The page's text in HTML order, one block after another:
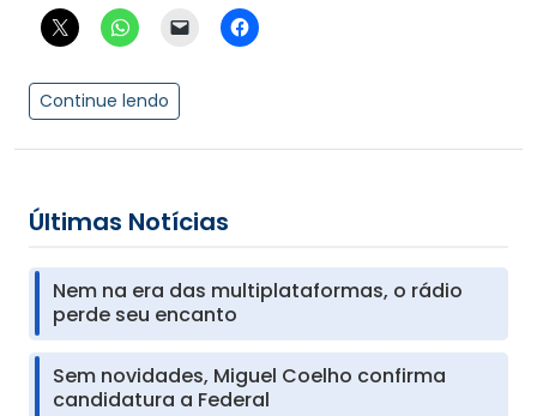
Continue lendo
Últimas Notícias
Nem na era das multiplataformas, o rádio
perde seu encanto
Sem novidades, Miguel Coelho confirma
candidatura a Federal